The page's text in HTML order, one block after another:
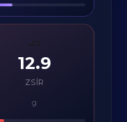
12.9
ZSÍR
g